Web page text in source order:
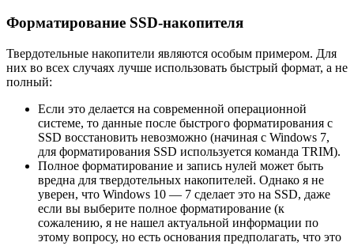
Форматирование SSD-накопителя
Твердотельные накопители являются особым примером. Для
них во всех случаях лучше использовать быстрый формат, а не
полный:
Если это делается на современной операционной
системе, то данные после быстрого форматирования с
SSD восстановить невозможно (начиная с Windows 7,
для форматирования SSD используется команда TRIM).
Полное форматирование и запись нулей может быть
вредна для твердотельных накопителей. Однако я не
уверен, что Windows 10 — 7 сделает это на SSD, даже
если вы выберите полное форматирование (к
сожалению, я не нашел актуальной информации по
этому вопросу, но есть основания предполагать, что это